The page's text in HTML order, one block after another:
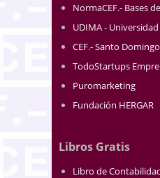
NormaCEF.- Bases
UDIMA -
CEF.- Santo Domingo
TodoStartups
Puromarketing
Fundación HERGAR
Libros Gratis
Libro de